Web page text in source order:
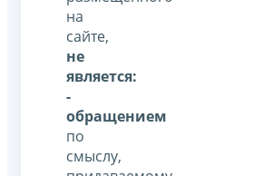
на
сайте,
не
является:
-
обращением
по
смыслу,